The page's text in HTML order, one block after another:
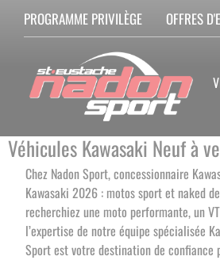
PROGRAMME PRIVILÈGE OFFRES
Véhicules Kawasaki Neuf à
Chez Nadon Sport, concessionnaire
Kawasaki 2026 : motos sport et naked
recherchiez une moto performante, un
l’expertise de notre équipe spécialisée
Sport est votre destination de confiance